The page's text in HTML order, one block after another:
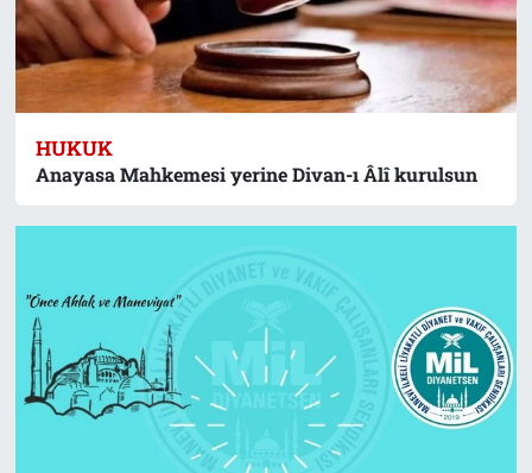
HUKUK
Anayasa Mahkemesi yerine Divan-ı Âlî kurulsun